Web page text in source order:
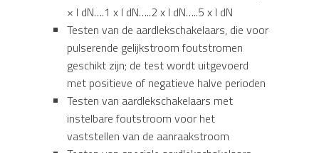
× I dN….1 x I dN…..2 x I dN…..5 x I dN
Testen van de aardlekschakelaars, die voor
pulserende gelijkstroom foutstromen
geschikt zijn; de test wordt uitgevoerd
met positieve of negatieve halve perioden
Testen van aardlekschakelaars met
instelbare foutstroom voor het
vaststellen van de aanraakstroom